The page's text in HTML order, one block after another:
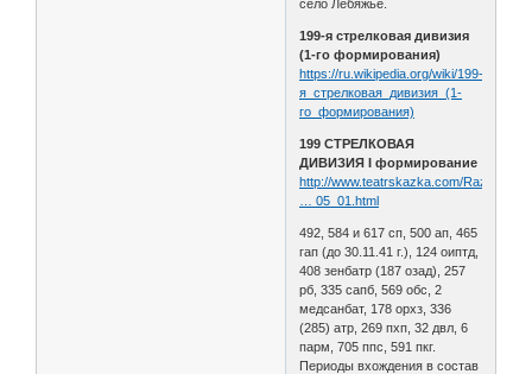
село Лебяжье.
199-я стрелковая дивизия
(1-го формирования)
https://ru.wikipedia.org/wiki/199-
я_стрелковая_дивизия_(1-
го_формирования)
199 СТРЕЛКОВАЯ
ДИВИЗИЯ I формирование
http://www.teatrskazka.com/Raznoe/
… 05_01.html
492, 584 и 617 сп, 500 ап, 465
гап (до 30.11.41 г.), 124 оиптд,
408 зенбатр (187 озад), 257
рб, 335 сапб, 569 обс, 2
медсанбат, 178 орхз, 336
(285) атр, 269 пхп, 32 двл, 6
парм, 705 ппс, 591 пкг.
Периоды вхождения в состав